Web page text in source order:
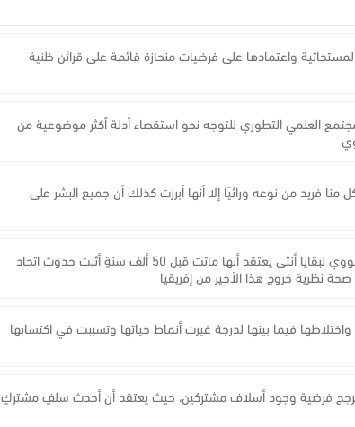
واعتمادها على فرضيات منحازة قائمة على قرائن ظنية
العلمي التطوري للتوجه نحو استقصاء أدلة أكثر موضوعية من
فريد من نوعه وراثيًا إلا أنها أبرزت كذلك أن جميع البشر على
العثور على الحمض النووي لإنسان النياندرتال ضمن الحمض النووي لبقايا أنثى يعتقد أنها ماتت قبل 50 ألف سنةٍ أثبت حدوث اتحاد
نظرية خروج هذا الأخير من إفريقيا
فيما بينها لدرجة غيرت أنماط حياتها وتسببت في اكتسابها
يرجح فرضية وجود أسلاف مشتركين، حيث يعتقد أن أحدث سلفٍ مشتركٍ